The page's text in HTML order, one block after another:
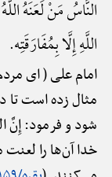
النَّاسُ مَنْ لَعَنَهُ
اللَّهِ إِلَّا بِمُفَارَقَتِه.
امام علی ( ای
مثال زده⁭ است تا
شود و فرمود: إِنَّ
خدا آن‌ها را